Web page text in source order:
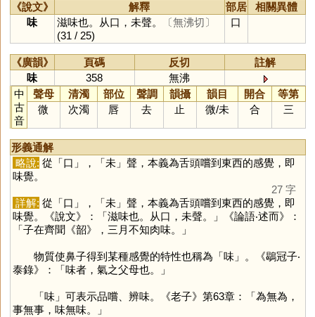
《說文》 解釋 部居
相關異體
味
滋味也。从口，未聲。
〔無沸切〕
(31 / 25)
口
《廣韻》 頁碼 反切
註解
味
358
無沸
中
古
音
聲母 清濁 部位 聲調 韻攝 韻目 開合
等第
微
次濁 唇 去 止 微/未 合 三
形義通解
略說: 從「口 」，「未」聲，本義為舌頭嚐到東西的感覺，即
味覺。
27 字
詳解: 從「口 」，「未」聲，本義為舌頭嚐到東西的感覺，即
味覺。《說文》：「滋味也。从口，未聲。」《論語‧述而》：
「子在齊聞《韶》，三月不知肉味。」
物質使鼻子得到某種感覺的特性也稱為「味」。《鶡冠子‧
泰錄》：「味者，氣之父母也。」
「味」可表示品嚐、辨味。《老子》第63章：「為無為，
事無事，味無味。」